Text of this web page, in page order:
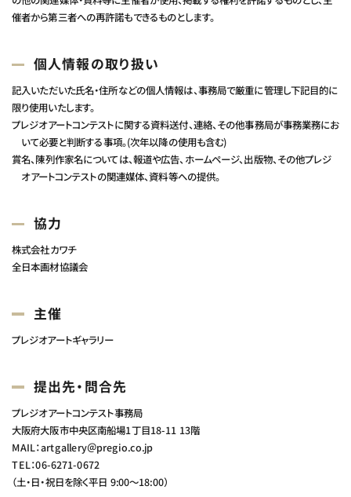
催者から第三者への再許諾もできるものとします。
個人情報の取り扱い
記入いただいた氏名・住所などの個人情報は、事務局で厳重に管理し下記目的に
限り使用いたします。
プレジオアートコンテストに関する資料送付、連絡、その他事務局が事務業務にお
いて必要と判断する事項。(次年以降の使用も含む)
賞名、陳列作家名については、報道や広告、ホームページ、出版物、その他プレジ
オアートコンテストの関連媒体、資料等への提供。
協力
株式会社カワチ
全日本画材協議会
主催
プレジオアートギャラリー
提出先・問合先
プレジオアートコンテスト事務局
大阪府大阪市中央区南船場1丁目18-11 13階
MAIL：artgallery＠pregio.co.jp
TEL：06-6271-0672
（土・日・祝日を除く平日 9:00～18:00）